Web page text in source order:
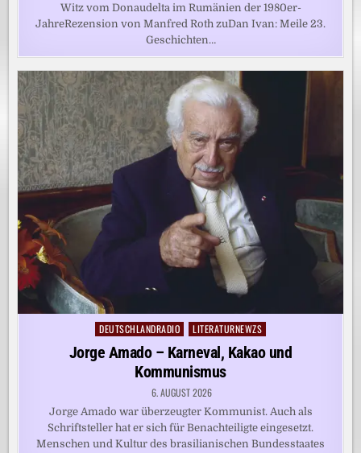
Witz vom Donaudelta im Rumänien der 1980er-
JahreRezension von Manfred Roth zuDan Ivan: Meile 23.
Geschichten…
Posted
DEUTSCHLANDRADIO LITERATURNEWZS
Jorge Amado – Karneval, Kakao und
Kommunismus
6. AUGUST 2026
Jorge Amado war überzeugter Kommunist. Auch als
Schriftsteller hat er sich für Benachteiligte eingesetzt.
Menschen und Kultur des brasilianischen Bundesstaates